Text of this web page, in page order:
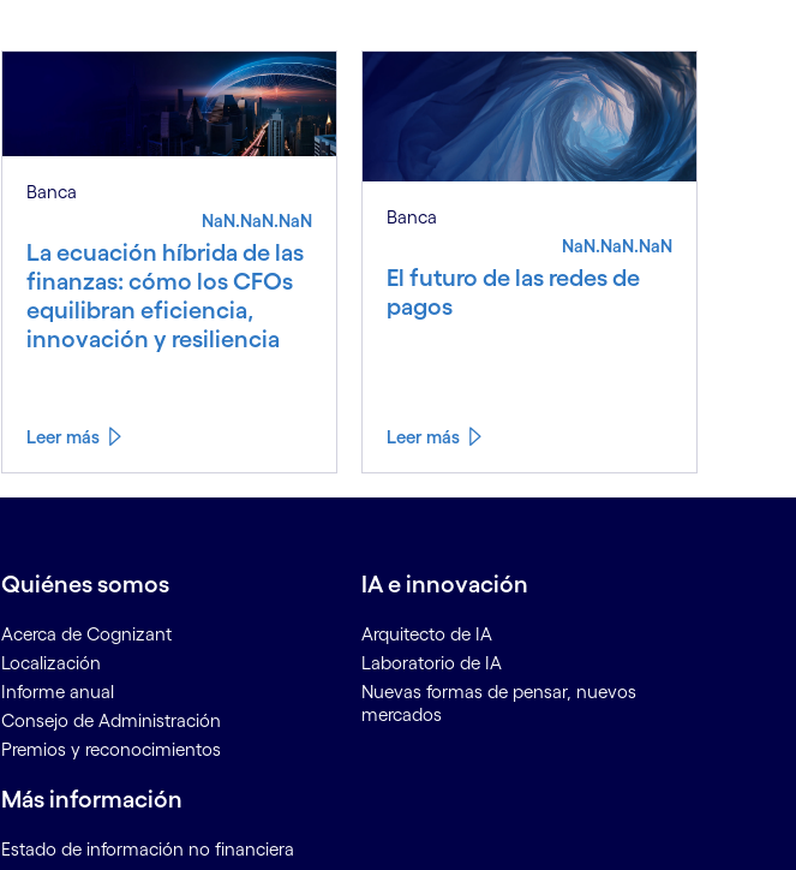
Banca
NaN.NaN.NaN
La ecuación híbrida de las
finanzas: cómo los CFOs
equilibran eficiencia,
innovación y resiliencia
Leer más
Banca
NaN.NaN.NaN
El futuro de las redes de
pagos
Leer más
Quiénes somos
Acerca de Cognizant
Localización
Informe anual
Consejo de Administración
Premios y reconocimientos
IA e innovación
Arquitecto de IA
Laboratorio de IA
Nuevas formas de pensar, nuevos
mercados
Más información
Estado de información no financiera